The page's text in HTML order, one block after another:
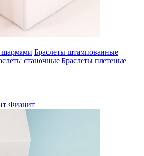
шармами Браслеты штампованные
станочные Браслеты плетеные
Фианит